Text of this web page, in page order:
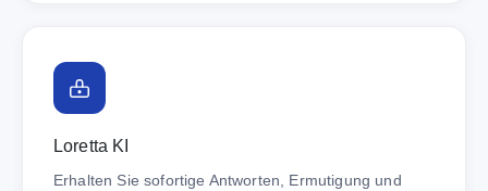
Loretta KI
Erhalten Sie sofortige Antworten, Ermutigung und